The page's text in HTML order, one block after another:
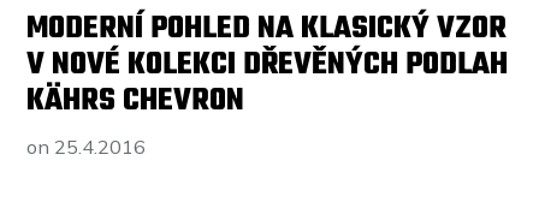
MODERNÍ POHLED NA KLASICKÝ VZOR
V NOVÉ KOLEKCI DŘEVĚNÝCH PODLAH
KÄHRS CHEVRON
on 25.4.2016